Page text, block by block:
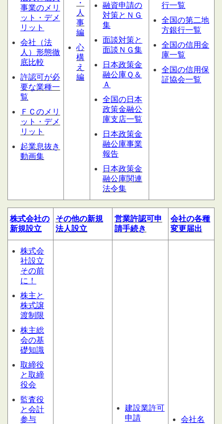
事業のメリ
ット・デメ
リット
会社（法
人）形態徹
底比較
許認可が必
要な業種一
覧
ＦＣのメリ
ット・デメ
リット
起業息抜き
動画集
・
人
事
編
心
構
え
編
融資申請の
対策とＮＧ
集
面談対策と
面談ＮＧ集
日本政策金
融公庫Ｑ＆
Ａ
全国の日本
政策金融公
庫支店一覧
日本政策金
融公庫事業
報告
日本政策金
融公庫関連
法令集
行一覧
全国の第二地
方銀行一覧
全国の信用金
庫一覧
全国の信用保
証協会一覧
株式会社の
新規設立
その他の新規
法人設立
営業許認可申
請手続き
会社の各種
変更届出
株式会
社設立
その前
に！
株主と
株式譲
渡制限
株主総
会の基
礎知識
取締役
と取締
役会
監査役
と会計
参与
建設業許可
申請
会社名